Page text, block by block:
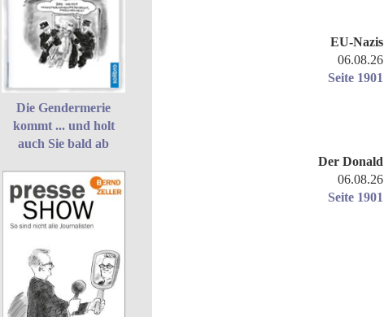
Die Gendermerie
kommt ... und holt
auch Sie bald ab
EU-Nazis
06.08.26
Seite 1901
Der Donald
06.08.26
Seite 1901